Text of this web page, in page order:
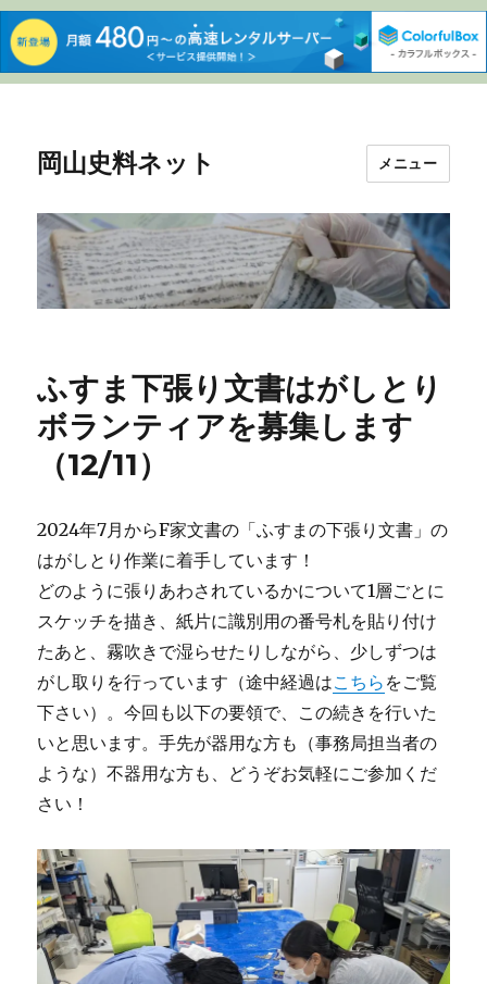
岡山史料ネット メニュー
ふすま下張り文書はがしとり
ボランティアを募集します
（12/11）
2024年7月からF家文書の「ふすまの下張り文書」の
はがしとり作業に着手しています！
どのように張りあわされているかについて1層ごとに
スケッチを描き、紙片に識別用の番号札を貼り付け
たあと、霧吹きで湿らせたりしながら、少しずつは
がし取りを行っています（途中経過はこちら をご覧
下さい）。今回も以下の要領で、この続きを行いた
いと思います。手先が器用な方も（事務局担当者の
ような）不器用な方も、どうぞお気軽にご参加くだ
さい！